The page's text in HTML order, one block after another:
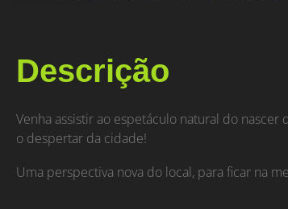
Descrição
Venha assistir ao espetáculo natural do
o despertar da cidade!
Uma perspectiva nova do local, para ficar na